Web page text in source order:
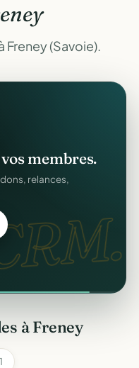
(Savoie).
membres.
relances,
à Freney